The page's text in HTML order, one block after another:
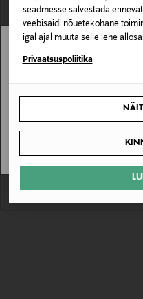
seadmesse salvestada
veebisaidi nõuetekohane
igal ajal muuta selle lehe
Privaatsuspoliitika
129,90 €
Stockmann pole Sinu